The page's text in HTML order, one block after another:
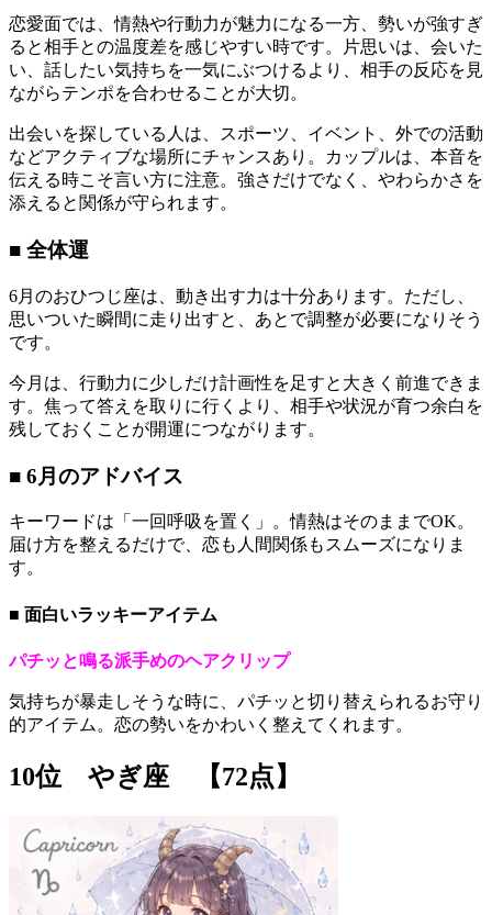
恋愛面では、情熱や行動力が魅力になる一方、勢いが強すぎ
ると相手との温度差を感じやすい時です。片思いは、会いた
い、話したい気持ちを一気にぶつけるより、相手の反応を見
ながらテンポを合わせることが大切。
出会いを探している人は、スポーツ、イベント、外での活動
などアクティブな場所にチャンスあり。カップルは、本音を
伝える時こそ言い方に注意。強さだけでなく、やわらかさを
添えると関係が守られます。
■ 全体運
6月のおひつじ座は、動き出す力は十分あります。ただし、
思いついた瞬間に走り出すと、あとで調整が必要になりそう
です。
今月は、行動力に少しだけ計画性を足すと大きく前進できま
す。焦って答えを取りに行くより、相手や状況が育つ余白を
残しておくことが開運につながります。
■ 6月のアドバイス
キーワードは「一回呼吸を置く」。情熱はそのままでOK。
届け方を整えるだけで、恋も人間関係もスムーズになりま
す。
■ 面白いラッキーアイテム
パチッと鳴る派手めのヘアクリップ
気持ちが暴走しそうな時に、パチッと切り替えられるお守り
的アイテム。恋の勢いをかわいく整えてくれます。
10位 やぎ座 【72点】